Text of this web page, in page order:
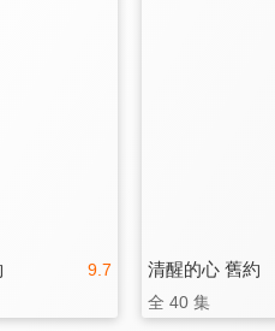
9.7 清醒的心 舊約
全 40 集